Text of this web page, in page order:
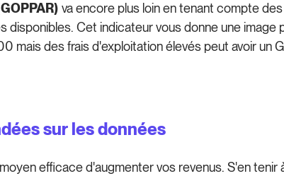
va encore plus loin en tenant compte
Cet indicateur vous donne une image
mais des frais d'exploitation élevés peut avoir un
sur les données
efficace d'augmenter vos revenus. S'en